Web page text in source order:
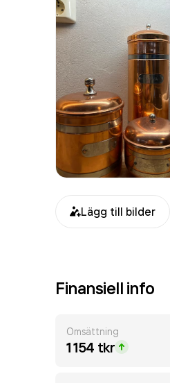
Lägg till bilder
Finansiell info
Omsättning
1 154 tkr